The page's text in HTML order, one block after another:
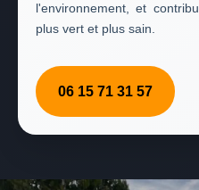
l'environnement, et
plus vert et plus sain.
06 15 71 31 57